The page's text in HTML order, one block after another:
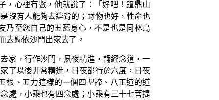
，心裡有數，他就說了：「好吧！鐘鼎山
沒有人能夠去違背的；財物也好，性命也
乃至您自己的五蘊身心，不是也是同林鳥
去歸依沙門出家去了。
家，行作沙門，夙夜精進，誦經念道，一
了以後非常精進，日夜都行於六度，日夜
根、五力這樣的一個四聖諦、八正道的道
處，小乘也有四念處；小乘有三十七菩提